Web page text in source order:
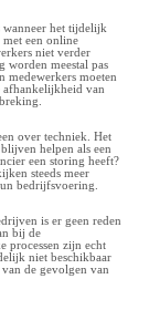
wanneer het tijdelijk
een online
niet verder
worden meestal pas
medewerkers moeten
afhankelijkheid van
over techniek. Het
helpen als een
een storing heeft?
steeds meer
bedrijfsvoering.
is er geen reden
bij de
processen zijn echt
niet beschikbaar
de gevolgen van